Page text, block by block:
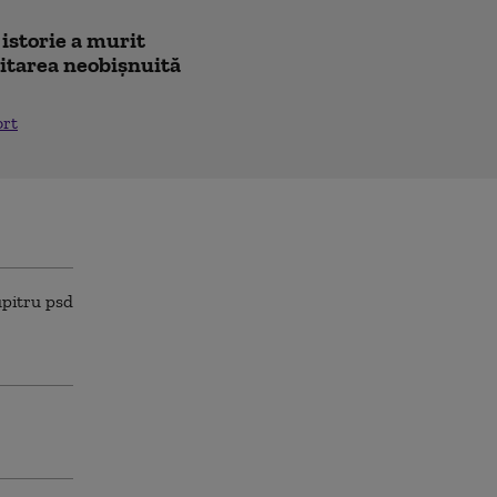
istorie a murit
neobișnuită